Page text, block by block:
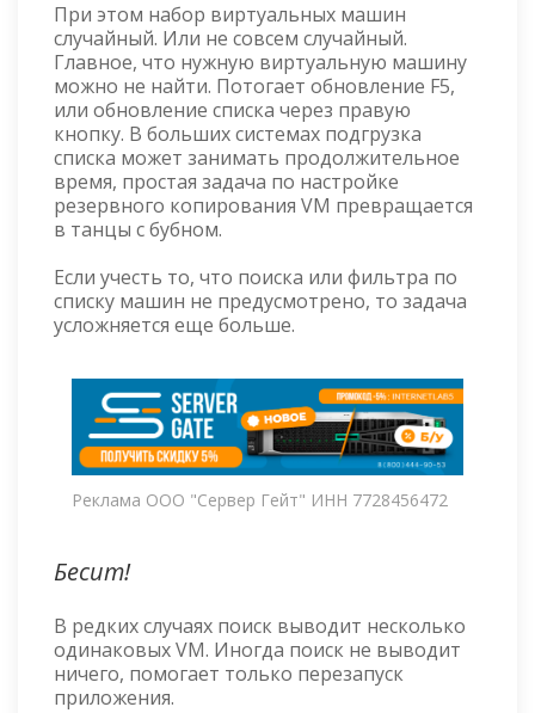
При этом набор виртуальных машин
случайный. Или не совсем случайный.
Главное, что нужную виртуальную машину
можно не найти. Потогает обновление F5,
или обновление списка через правую
кнопку. В больших системах подгрузка
списка может занимать продолжительное
время, простая задача по настройке
резервного копирования VM превращается
в танцы с бубном.
Если учесть то, что поиска или фильтра по
списку машин не предусмотрено, то задача
усложняется еще больше.
Реклама ООО "Сервер Гейт" ИНН 7728456472
Бесит!
В редких случаях поиск выводит несколько
одинаковых VM. Иногда поиск не выводит
ничего, помогает только перезапуск
приложения.